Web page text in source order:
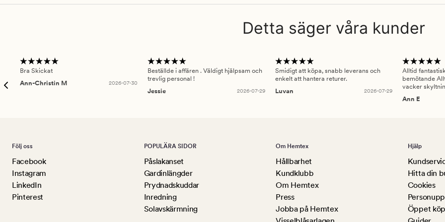
Detta säger våra kunder
Bra Skickat
Ann-Christin M
2026-07-30
Beställde i affären . Väldigt hjälpsam och
trevlig personal !
Jessie
2026-07-29
Smidigt att köpa, snabb leverans och
enkelt att hantera returer.
Luvan
2026-07-29
Alltid
bemötande
vacker
Ann E
Följ oss
Facebook
Instagram
LinkedIn
Pinterest
POPULÄRA SIDOR
Påslakanset
Gardinlängder
Prydnadskuddar
Inredning
Solavskärmning
Om Hemtex
Hållbarhet
Kundklubb
Om Hemtex
Press
Jobba på Hemtex
Hjälp
Hitta din
Cookies
Öppet